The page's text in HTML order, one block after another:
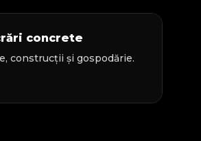
concrete
construcții și gospodărie.